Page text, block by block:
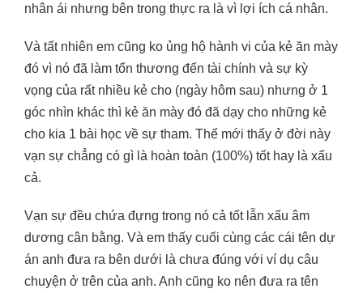
nhân ái nhưng bên trong thực ra là vì lợi ích cá nhân.
Và tất nhiên em cũng ko ủng hộ hành vi của kẻ ăn mày
đó vì nó đã làm tổn thương đến tài chính và sự kỳ
vọng của rất nhiều kẻ cho (ngày hôm sau) nhưng ở 1
góc nhìn khác thì kẻ ăn mày đó đã dạy cho những kẻ
cho kia 1 bài học về sự tham. Thế mới thấy ở đời này
vạn sự chẳng có gì là hoàn toàn (100%) tốt hay là xấu
cả.
Vạn sự đều chứa đựng trong nó cả tốt lẫn xấu âm
dương cân bằng. Và em thấy cuối cùng các cái tên dự
án anh đưa ra bên dưới là chưa đúng với ví dụ câu
chuyện ở trên của anh. Anh cũng ko nên đưa ra tên